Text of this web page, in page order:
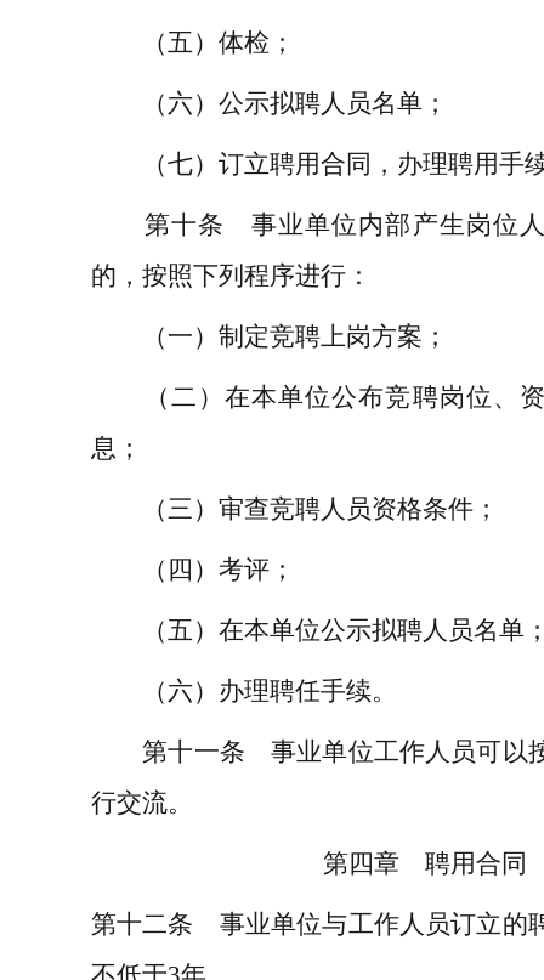
（五）体检；
（六）公示拟聘人员名单；
（七）订立聘用合同，办理聘用手
第十条 事业单位内部产生岗位人
的，按照下列程序进行：
（一）制定竞聘上岗方案；
（二）在本单位公布竞聘岗位、资
息；
（三）审查竞聘人员资格条件；
（四）考评；
（五）在本单位公示拟聘人员名单
（六）办理聘任手续。
第十一条 事业单位工作人员可以
行交流。
第四章 聘用合同
第十二条 事业单位与工作人员订立的